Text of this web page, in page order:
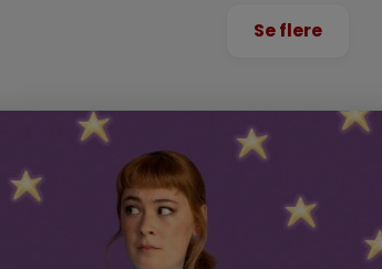
Se flere